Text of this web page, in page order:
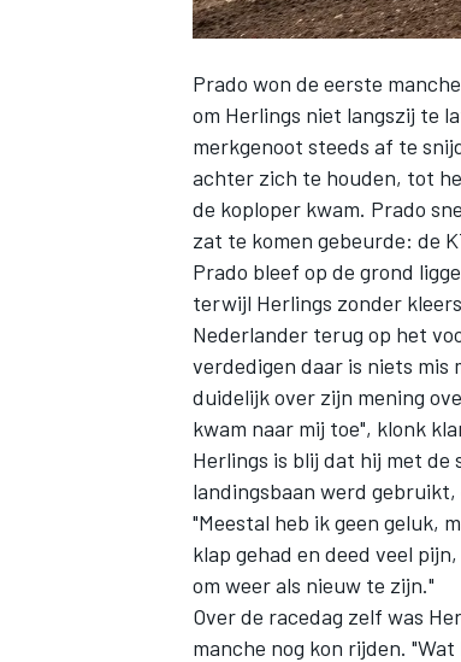
WEC DTM
Prado won de eerste
om Herlings niet langszij te
merkgenoot steeds af te
achter zich te houden, tot
de koploper kwam. Prado
zat te komen gebeurde: de
Prado bleef op de grond
terwijl Herlings zonder
Nederlander terug op het
verdedigen daar is niets mis
duidelijk over zijn mening
kwam naar mij toe", klonk
Herlings is blij dat hij met de
landingsbaan werd
"Meestal heb ik geen geluk,
klap gehad en deed veel
om weer als nieuw te zijn."
Over de racedag zelf was
manche nog kon rijden.